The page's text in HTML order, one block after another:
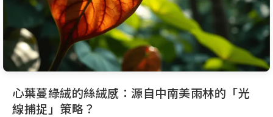
心葉蔓綠絨的絲絨感：源自中南美雨林的「光
線捕捉」策略？